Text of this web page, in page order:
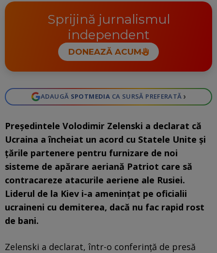
Sprijină jurnalismul
independent
DONEAZĂ ACUM
ADAUGĂ SPOTMEDIA CA SURSĂ PREFERATĂ ›
Președintele Volodimir Zelenski a declarat că
Ucraina a încheiat un acord cu Statele Unite și
țările partenere pentru furnizare de noi
sisteme de apărare aeriană Patriot care să
contracareze atacurile aeriene ale Rusiei.
Liderul de la Kiev i-a amenințat pe oficialii
ucraineni cu demiterea, dacă nu fac rapid rost
de bani.
Zelenski a declarat, într-o conferință de presă